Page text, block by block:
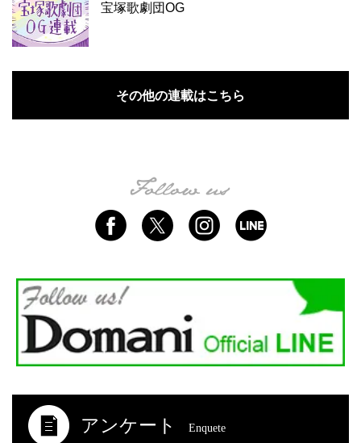
宝塚歌劇団OG
その他の連載はこちら
アンケート Enquete